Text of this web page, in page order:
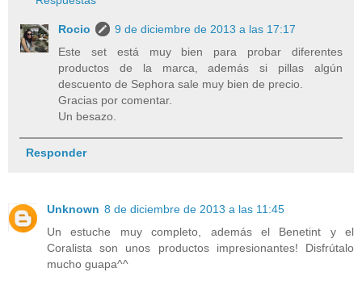
Rocio
9 de diciembre de 2013 a las 17:17
Este set está muy bien para probar diferentes
productos de la marca, además si pillas algún
descuento de Sephora sale muy bien de precio.
Gracias por comentar.
Un besazo.
Responder
Unknown 8 de diciembre de 2013 a las 11:45
Un estuche muy completo, además el Benetint y el
Coralista son unos productos impresionantes! Disfrútalo
mucho guapa^^